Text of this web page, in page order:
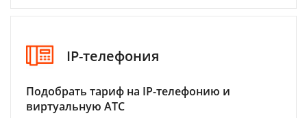
IP-телефония
Подобрать тариф на IP-телефонию и
виртуальную АТС